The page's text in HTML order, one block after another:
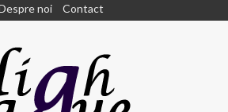
noi Contact